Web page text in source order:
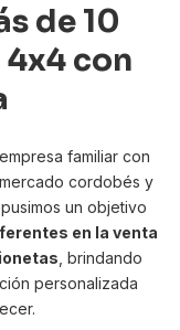
de 10
con
familiar con
cordobés y
un objetivo
en la venta
, brindando
personalizada